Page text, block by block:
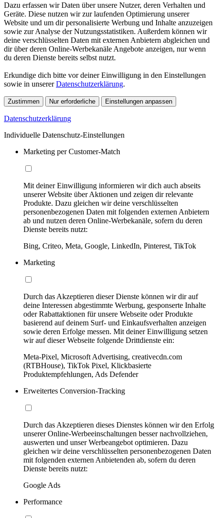
Dazu erfassen wir Daten über unsere Nutzer, deren Verhalten und
Geräte. Diese nutzen wir zur laufenden Optimierung unserer
Website und um dir personalisierte Werbung und Inhalte anzuzeigen
sowie zur Analyse der Nutzungsstatistiken. Außerdem können wir
deine verschlüsselten Daten mit externen Anbietern abgleichen und
dir über deren Online-Werbekanäle Angebote anzeigen, nur wenn
du deren Dienste bereits selbst nutzt.
Erkundige dich bitte vor deiner Einwilligung in den Einstellungen
sowie in unsererDatenschutzerklärung.
Zustimmen Nur erforderliche Einstellungen anpassen
Datenschutzerklärung
Individuelle Datenschutz-Einstellungen
Marketing per Customer-Match
Mit deiner Einwilligung informieren wir dich auch abseits
unserer Website über Aktionen und zeigen dir relevante
Produkte. Dazu gleichen wir deine verschlüsselten
personenbezogenen Daten mit folgenden externen Anbietern
ab und nutzen deren Online-Werbekanäle, sofern du deren
Dienste bereits nutzt:
Bing, Criteo, Meta, Google, LinkedIn, Pinterest, TikTok
Marketing
Durch das Akzeptieren dieser Dienste können wir dir auf
deine Interessen abgestimmte Werbung, gesponserte Inhalte
oder Rabattaktionen für unsere Webseite oder Produkte
basierend auf deinem Surf- und Einkaufsverhalten anzeigen
sowie deren Erfolge messen. Mit deiner Einwilligung setzen
wir auf dieser Webseite folgende Drittdienste ein:
Meta-Pixel, Microsoft Advertising, creativecdn.com
(RTBHouse), TikTok Pixel, Klickbasierte
Produktempfehlungen, Ads Defender
Erweitertes Conversion-Tracking
Durch das Akzeptieren dieses Dienstes können wir den Erfolg
unserer Online-Werbeeinschaltungen besser nachvollziehen,
auswerten und unser Werbeangebot optimieren. Dazu
gleichen wir deine verschlüsselten personenbezogenen Daten
mit folgenden externen Anbietenden ab, sofern du deren
Dienste bereits nutzt:
Google Ads
Performance